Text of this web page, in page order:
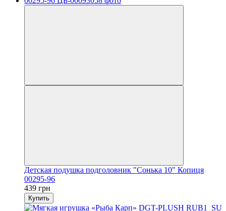
Детская подушка подголовник "Сонька 10" Копиця
00295-96
439 грн
Купить